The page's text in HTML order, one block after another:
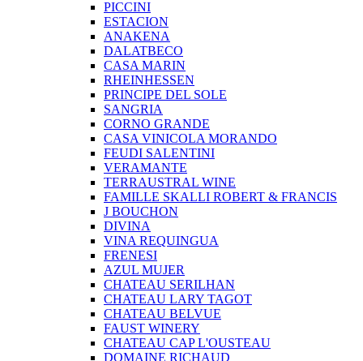
PICCINI
ESTACION
ANAKENA
DALATBECO
CASA MARIN
RHEINHESSEN
PRINCIPE DEL SOLE
SANGRIA
CORNO GRANDE
CASA VINICOLA MORANDO
FEUDI SALENTINI
VERAMANTE
TERRAUSTRAL WINE
FAMILLE SKALLI ROBERT & FRANCIS
J BOUCHON
DIVINA
VINA REQUINGUA
FRENESI
AZUL MUJER
CHATEAU SERILHAN
CHATEAU LARY TAGOT
CHATEAU BELVUE
FAUST WINERY
CHATEAU CAP L'OUSTEAU
DOMAINE RICHAUD